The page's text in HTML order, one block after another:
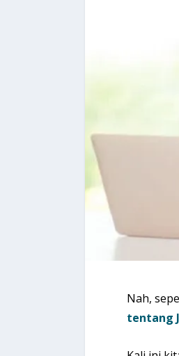
Nah,
tentang